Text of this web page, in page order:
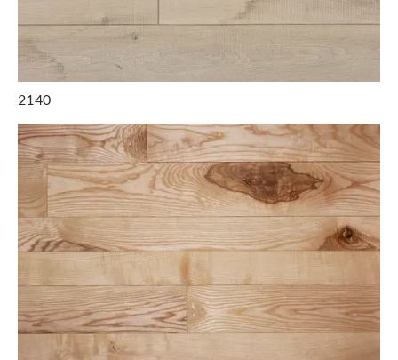
2140